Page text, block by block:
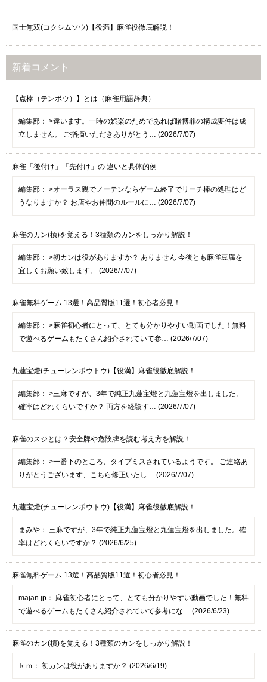
国士無双(コクシムソウ)【役満】麻雀役徹底解説！
新着コメント
【点棒（テンボウ）】とは（麻雀用語辞典）
編集部： >違います。一時の娯楽のためであれば賭博罪の構成要件は成
立しません。 ご指摘いただきありがとう… (2026/7/07)
麻雀「後付け」「先付け」の 違いと具体的例
編集部： >オーラス親でノーテンならゲーム終了でリーチ棒の処理はど
うなりますか？ お店やお仲間のルールに… (2026/7/07)
麻雀のカン(槓)を覚える！3種類のカンをしっかり解説！
編集部： >初カンは役がありますか？ ありません 今後とも麻雀豆腐を
宜しくお願い致します。 (2026/7/07)
麻雀無料ゲーム 13選！高品質版11選！初心者必見！
編集部： >麻雀初心者にとって、とても分かりやすい動画でした！無料
で遊べるゲームもたくさん紹介されていて参… (2026/7/07)
九蓮宝燈(チューレンポウトウ)【役満】麻雀役徹底解説！
編集部： >三麻ですが、3年で純正九蓮宝燈と九蓮宝燈を出しました。
確率はどれくらいですか？ 両方を経験す… (2026/7/07)
麻雀のスジとは？安全牌や危険牌を読む考え方を解説！
編集部： >一番下のところ、タイプミスされているようです。 ご連絡あ
りがとうございます、こちら修正いたし… (2026/7/07)
九蓮宝燈(チューレンポウトウ)【役満】麻雀役徹底解説！
まみや： 三麻ですが、3年で純正九蓮宝燈と九蓮宝燈を出しました。確
率はどれくらいですか？ (2026/6/25)
麻雀無料ゲーム 13選！高品質版11選！初心者必見！
majan.jp： 麻雀初心者にとって、とても分かりやすい動画でした！無料
で遊べるゲームもたくさん紹介されていて参考にな… (2026/6/23)
麻雀のカン(槓)を覚える！3種類のカンをしっかり解説！
ｋｍ： 初カンは役がありますか？ (2026/6/19)